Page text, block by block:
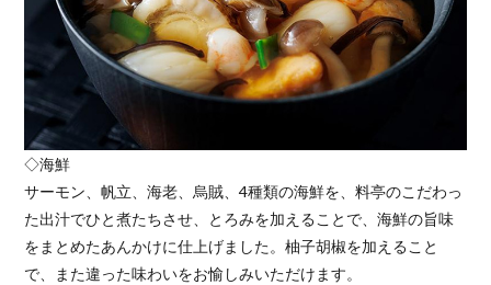
◇海鮮
サーモン、帆立、海老、烏賊、4種類の海鮮を、料亭のこだわっ
た出汁でひと煮たちさせ、とろみを加えることで、海鮮の旨味
をまとめたあんかけに仕上げました。柚子胡椒を加えること
で、また違った味わいをお愉しみいただけます。